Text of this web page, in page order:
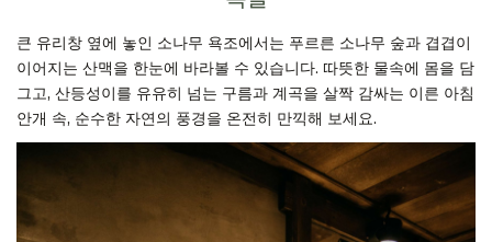
큰 유리창 옆에 놓인 소나무 욕조에서는 푸르른 소나무 숲과 겹겹이
이어지는 산맥을 한눈에 바라볼 수 있습니다. 따뜻한 물속에 몸을 담
그고, 산등성이를 유유히 넘는 구름과 계곡을 살짝 감싸는 이른 아침
안개 속, 순수한 자연의 풍경을 온전히 만끽해 보세요.